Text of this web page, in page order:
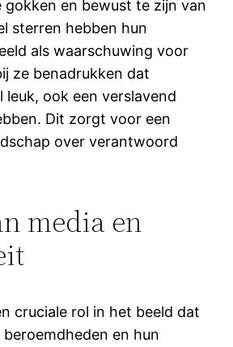
en bewust te zijn van
sterren hebben hun
als waarschuwing voor
ze benadrukken dat
leuk, ook een verslavend
Dit zorgt voor een
over verantwoord
media en
cruciale rol in het beeld dat
en hun